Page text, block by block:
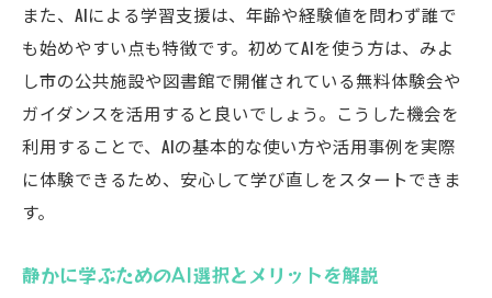
また、AIによる学習支援は、年齢や経験値を問わず誰で
も始めやすい点も特徴です。初めてAIを使う方は、みよ
し市の公共施設や図書館で開催されている無料体験会や
ガイダンスを活用すると良いでしょう。こうした機会を
利用することで、AIの基本的な使い方や活用事例を実際
に体験できるため、安心して学び直しをスタートできま
す。
静かに学ぶためのAI選択とメリットを解説